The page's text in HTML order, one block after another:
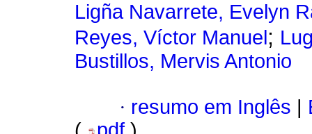
Ligña Navarrete, Evelyn
Reyes, Víctor Manuel ;
Bustillos, Mervis Antonio
· resumo em Inglês